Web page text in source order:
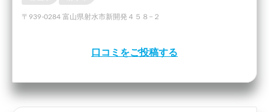
〒939-0284 富山県射水市新開発４５８−２
口コミをご投稿する